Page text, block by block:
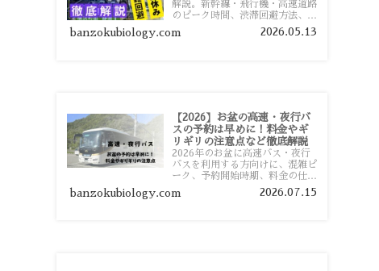
解説。新幹線・飛行機・高速道路
のピーク時間、渋滞回避方法、混
雑しやすい観光地、交通手段別の
特徴まで旅行者向けに分かりやす
banzokubiology.com 2026.05.13
【2026】お盆の高速・夜行バ
スの予約は早めに！料金やギ
リギリの注意点など徹底解説
2026年のお盆に高速バス・夜行
バスを利用する方向けに、混雑ピ
ーク、予約開始時期、料金の仕組
み、キャンセル待ちのコツ、直前
予約の注意点まで詳しく解説しま
banzokubiology.com 2026.07.15